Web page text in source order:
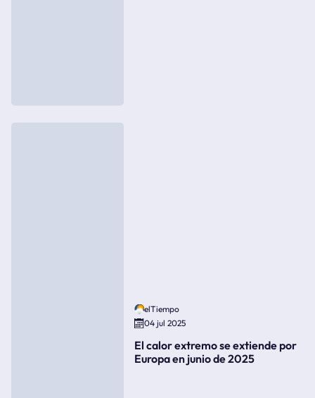
elTiempo
04 jul 2025
El calor extremo se extiende por
Europa en junio de 2025